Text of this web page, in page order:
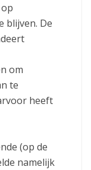
blijven. De
om
te
heeft
(op de
namelijk